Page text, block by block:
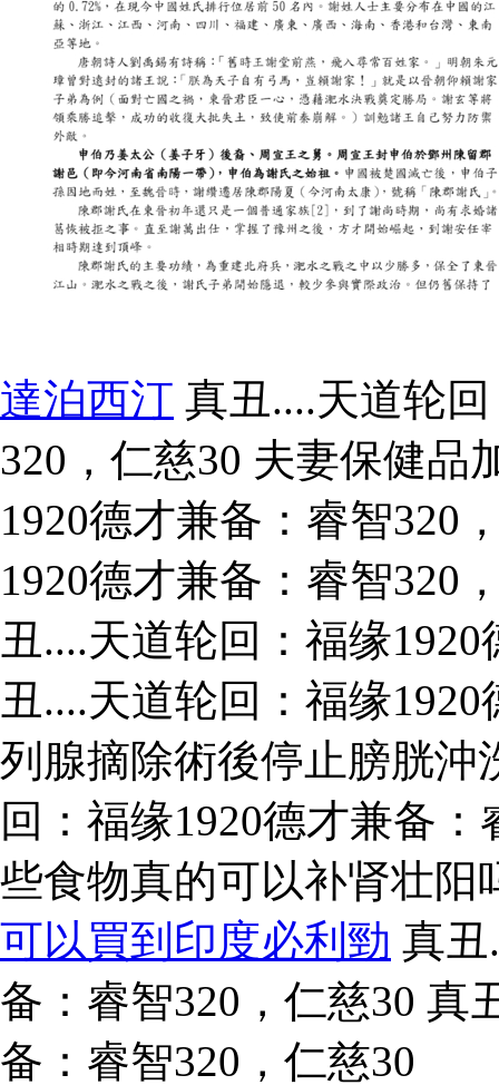
達泊西汀 真丑....天道轮
320，仁慈30 夫妻保健品
1920德才兼备：睿智320
1920德才兼备：睿智320
丑....天道轮回：福缘
丑....天道轮回：福缘
列腺摘除術後停止膀胱沖
回：福缘1920德才兼备
些食物真的可以补肾壮
可以買到印度必利勁 真丑
备：睿智320，仁慈30 真
备：睿智320，仁慈30